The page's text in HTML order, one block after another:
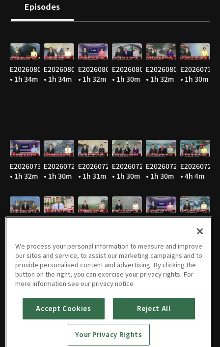
Episodes
E20260807
• 1h 34m
E20260806
• 1h 34m
E20260805
• 1h 32m
E20260804
• 1h 30m
E20260803
• 1h 32m
E20260731
• 1h 30m
E20260730
• 1h 32m
E20260729
• 1h 30m
E20260728
• 1h 31m
E20260727
• 1h 30m
E20260724
• 1h 30m
E20260723
• 4h 4m
• 1h 31m
E20260713
• 1h 31m
E20260710
• 1h 32m
E20260709
• 1h 32m
E20260708
• 1h 32m
E20260707E20260706
E20260702
• 1h 30m
E20260701
• 1h 29m
E20260630
• 1h 31m
• 1h 31m
We process your personal information to measure and improve
our sites and service, to assist our marketing campaigns and to
provide personalised content and advertising. By clicking the
button on the right, you can exercise your privacy rights. For
more information see our privacy notice
Accept Cookies Reject All
Your Privacy Rights